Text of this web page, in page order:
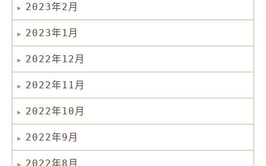
2023年2月
2023年1月
2022年12月
2022年11月
2022年10月
2022年9月
2022年8月